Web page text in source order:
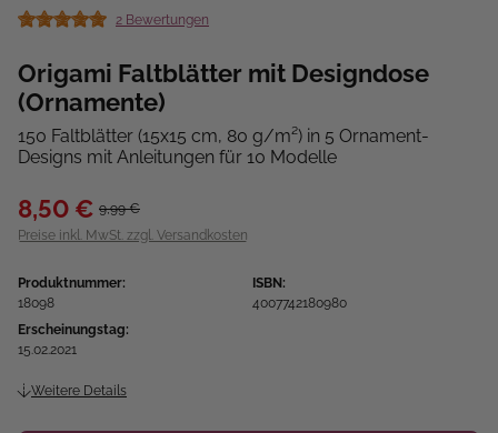
Durchschnittliche Bewertung von 5 von 5 Sternen
2 Bewertungen
Origami Faltblätter mit Designdose
(Ornamente)
150 Faltblätter (15x15 cm, 80 g/m²) in 5 Ornament-
Designs mit Anleitungen für 10 Modelle
8,50 € 9,99 €
Preise inkl. MwSt. zzgl. Versandkosten
Produktnummer:
18098
ISBN:
4007742180980
Erscheinungstag:
15.02.2021
Weitere Details